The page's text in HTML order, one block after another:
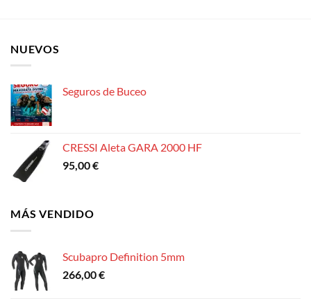
NUEVOS
Seguros de Buceo
CRESSI Aleta GARA 2000 HF
95,00€
MÁS VENDIDO
Scubapro Definition 5mm
266,00€